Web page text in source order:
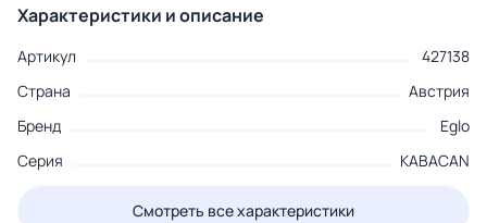
Характеристики и описание
Артикул
427138
Страна
Австрия
Бренд
Eglo
Серия
KABACAN
Смотреть все характеристики